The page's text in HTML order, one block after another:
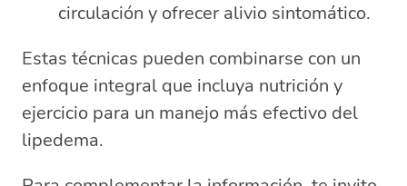
circulación y ofrecer alivio sintomático.
Estas técnicas pueden combinarse con un
enfoque integral que incluya nutrición y
ejercicio para un manejo más efectivo del
lipedema.